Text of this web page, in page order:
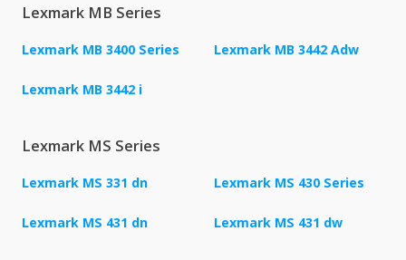
Lexmark MB Series
Lexmark MB 3400 Series Lexmark MB 3442 Adw
Lexmark MB 3442 i
Lexmark MS Series
Lexmark MS 331 dn Lexmark MS 430 Series
Lexmark MS 431 dn Lexmark MS 431 dw